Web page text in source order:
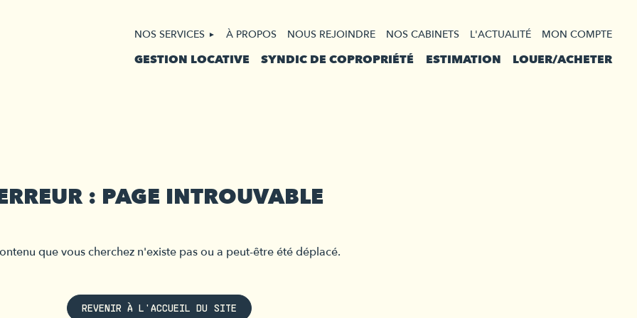
NOS SERVICES À PROPOS NOUS REJOINDRE NOS CABINETS L'ACTUALITÉ MON COMPTE
GESTION LOCATIVE SYNDIC DE COPROPRIÉTÉ ESTIMATION LOUER/ACHETER
: PAGE INTROUVABLE
que vous cherchez n'existe pas ou a peut-être été déplacé.
REVENIR À L'ACCUEIL DU SITE